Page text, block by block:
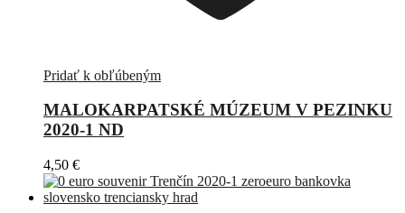
Pridať k obľúbeným
MALOKARPATSKÉ MÚZEUM V PEZINKU
2020-1 ND
4,50 €